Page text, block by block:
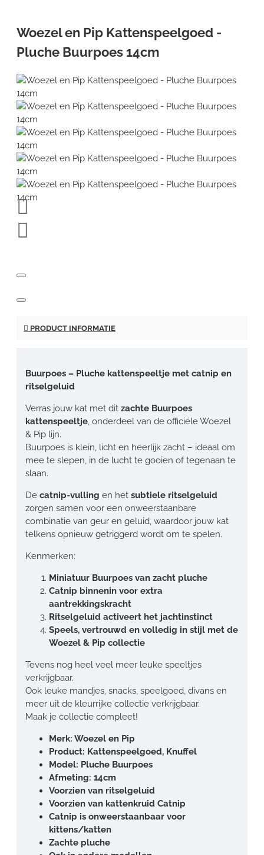
Woezel en Pip Kattenspeelgoed -
Pluche Buurpoes 14cm
PRODUCT INFORMATIE
Buurpoes – Pluche kattenspeeltje met catnip en
ritselgeluid
Verras jouw kat met dit zachte Buurpoes
kattenspeeltje, onderdeel van de officiële Woezel
& Pip lijn.
Buurpoes is klein, licht en heerlijk zacht – ideaal om
mee te slepen, in de lucht te gooien of tegenaan te
slaan.
De catnip-vulling en het subtiele ritselgeluid
zorgen samen voor een onweerstaanbare
combinatie van geur en geluid, waardoor jouw kat
telkens opnieuw getriggerd wordt om te spelen.
Kenmerken:
Miniatuur Buurpoes van zacht pluche
Catnip binnenin voor extra
aantrekkingskracht
Ritselgeluid activeert het jachtinstinct
Speels, vertrouwd en volledig in stijl met de
Woezel & Pip collectie
Tevens nog heel veel meer leuke speeltjes
verkrijgbaar.
Ook leuke mandjes, snacks, speelgoed, divans en
meer uit de kleurrijke collectie verkrijgbaar.
Maak je collectie compleet!
Merk: Woezel en Pip
Product: Kattenspeelgoed, Knuffel
Model: Pluche Buurpoes
Afmeting: 14cm
Voorzien van ritselgeluid
Voorzien van kattenkruid Catnip
Catnip is onweerstaanbaar voor
kittens/katten
Zachte pluche